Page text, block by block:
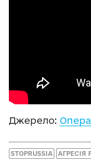
Джерело:
STOPRUSSIA АГРЕСІЯ